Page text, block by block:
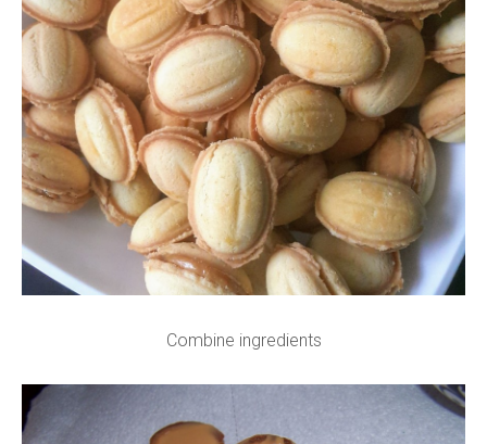
Combine ingredients